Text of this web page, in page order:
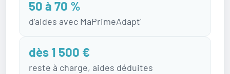
50 à 70 %
d’aides avec MaPrimeAdapt'
dès 1 500 €
reste à charge, aides déduites